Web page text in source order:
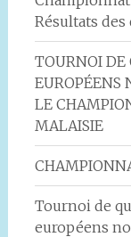
Résultats
TOURNOI DE
EUROPÉENS
LE
MALAISIE
Tournoi de
européens